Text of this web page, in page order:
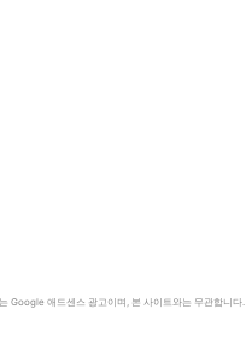
Google 애드센스 광고이며, 본 사이트와는 무관합니다.